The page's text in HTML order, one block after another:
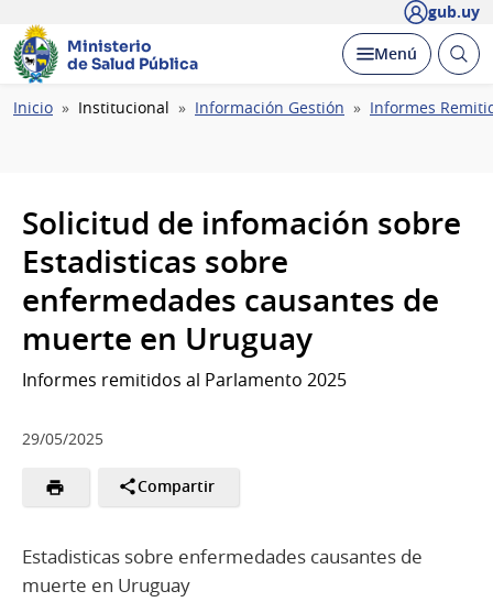
gub.uy
Ministerio
de Salud Pública
Desplegar
Menú Abrir
Ruta
Inicio Institucional Información Gestión Informes
Solicitud de infomación sobre
Estadisticas sobre
enfermedades causantes de
muerte en Uruguay
Informes remitidos al Parlamento 2025
29/05/2025
Compartir
Estadisticas sobre enfermedades causantes de
muerte en Uruguay